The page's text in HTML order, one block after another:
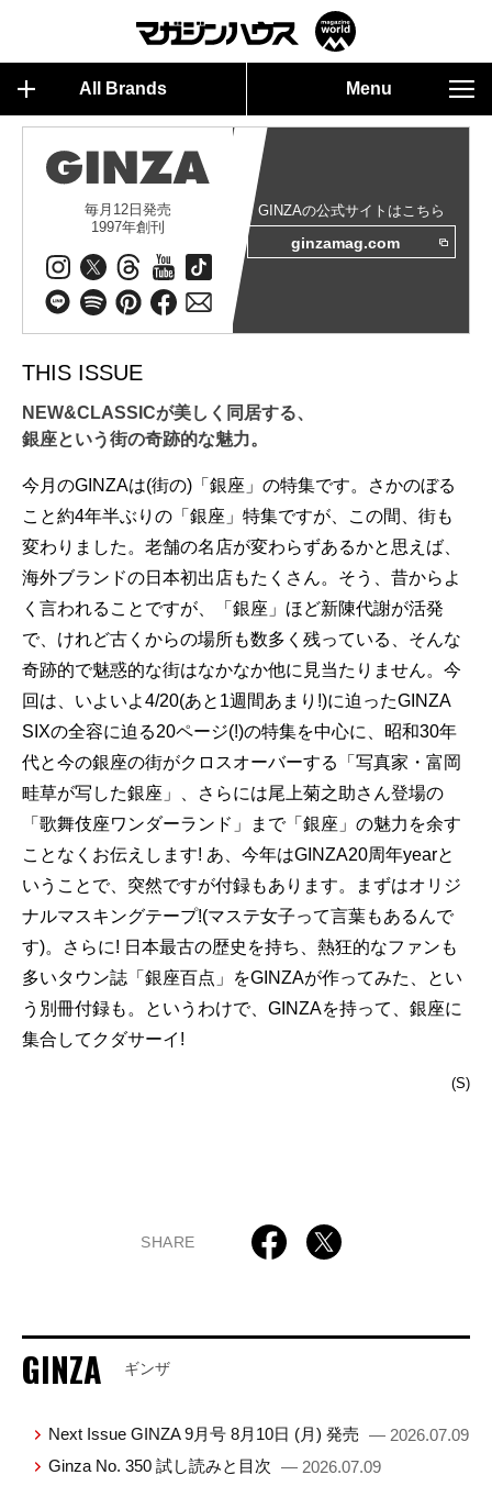
All Brands Menu
毎月12日発売
1997年創刊
GINZAの公式サイトはこちら
ginzamag.com
THIS ISSUE
NEW&CLASSICが美しく同居する、
銀座という街の奇跡的な魅力。
今月のGINZAは(街の)「銀座」の特集です。さかのぼる
こと約4年半ぶりの「銀座」特集ですが、この間、街も
変わりました。老舗の名店が変わらずあるかと思えば、
海外ブランドの日本初出店もたくさん。そう、昔からよ
く言われることですが、「銀座」ほど新陳代謝が活発
で、けれど古くからの場所も数多く残っている、そんな
奇跡的で魅惑的な街はなかなか他に見当たりません。今
回は、いよいよ4/20(あと1週間あまり!)に迫ったGINZA
SIXの全容に迫る20ページ(!)の特集を中心に、昭和30年
代と今の銀座の街がクロスオーバーする「写真家・富岡
畦草が写した銀座」、さらには尾上菊之助さん登場の
「歌舞伎座ワンダーランド」まで「銀座」の魅力を余す
ことなくお伝えします! あ、今年はGINZA20周年yearと
いうことで、突然ですが付録もあります。まずはオリジ
ナルマスキングテープ!(マステ女子って言葉もあるんで
す)。さらに! 日本最古の歴史を持ち、熱狂的なファンも
多いタウン誌「銀座百点」をGINZAが作ってみた、とい
う別冊付録も。というわけで、GINZAを持って、銀座に
集合してクダサーイ!
(S)
SHARE
GINZA ギンザ
Next Issue GINZA 9月号 8月10日 (月) 発売 — 2026.07.09
Ginza No. 350 試し読みと目次 — 2026.07.09